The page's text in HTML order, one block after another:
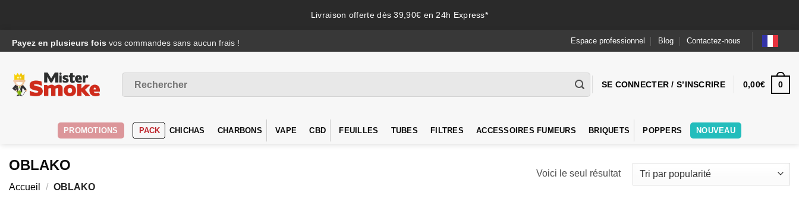
Livraison offerte dès 39,90€ en 24h Express*
au
Payez en plusieurs fois vos commandes sans aucun frais ! Espace professionnel Blog Contactez-nous
pour :
SE CONNECTER / S’INSCRIRE 0,00€ 0
PROMOTIONS PACK CHICHAS CHARBONS VAPE CBD FEUILLES TUBES FILTRES ACCESSOIRES FUMEURS BRIQUETS POPPERS NOUVEAU
OBLAKO
Accueil / OBLAKO
Voici le seul résultat